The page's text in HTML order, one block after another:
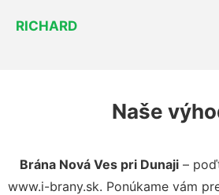
RICHARD
Naše
Brána Nová Ves pri Dunaji –
www.i-brany.sk. Ponúkame vám